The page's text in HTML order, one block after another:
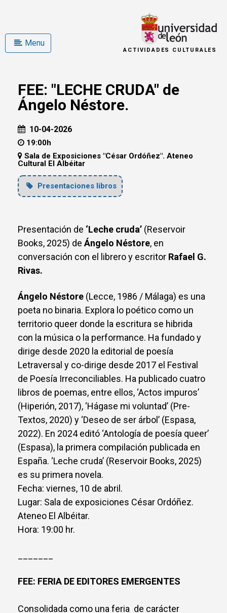
Menu
ACTIVIDADES CULTURALES
FEE: "LECHE CRUDA" de
Ángelo Néstore.
10-04-2026
19:00h
Sala de Exposiciones "César Ordóñez". Ateneo
Cultural El Albéitar
Presentaciones libros
Presentación de ‘Leche cruda’ (Reservoir
Books, 2025) de Ángelo Néstore, en
conversación con el librero y escritor Rafael G.
Rivas.
Ángelo Néstore (Lecce, 1986 / Málaga) es una
poeta no binaria. Explora lo poético como un
territorio queer donde la escritura se hibrida
con la música o la performance. Ha fundado y
dirige desde 2020 la editorial de poesía
Letraversal y co-dirige desde 2017 el Festival
de Poesía Irreconciliables. Ha publicado cuatro
libros de poemas, entre ellos, ‘Actos impuros’
(Hiperión, 2017), ‘Hágase mi voluntad’ (Pre-
Textos, 2020) y ‘Deseo de ser árbol’ (Espasa,
2022). En 2024 editó ‘Antología de poesía queer’
(Espasa), la primera compilación publicada en
España. ‘Leche cruda’ (Reservoir Books, 2025)
es su primera novela.
Fecha: viernes, 10 de abril.
Lugar: Sala de exposiciones César Ordóñez.
Ateneo El Albéitar.
Hora: 19:00 hr.
FEE: FERIA DE EDITORES EMERGENTES
Consolidada como una feria de carácter